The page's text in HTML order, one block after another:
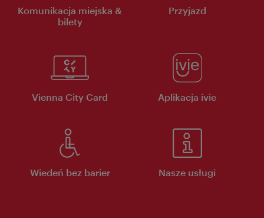
Komunikacja miejska &
bilety
Przyjazd
Vienna City Card Aplikacja ivie
Wiedeń bez barier Nasze usługi